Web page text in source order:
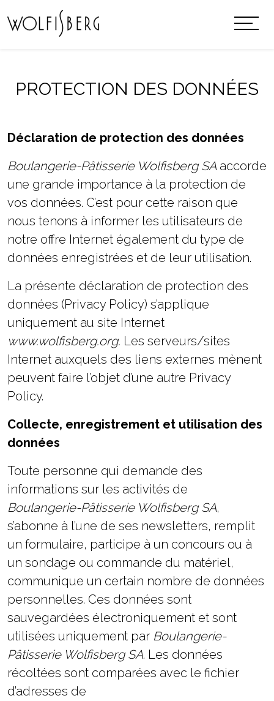
PROTECTION DES DONNÉES
Déclaration de protection des données
Boulangerie-Pâtisserie Wolfisberg SAaccorde
une grande importance à la protection de
vos données. C’est pour cette raison que
nous tenons à informer les utilisateurs de
notre offre Internet également du type de
données enregistrées et de leur utilisation.
La présente déclaration de protection des
données (Privacy Policy) s’applique
uniquement au site Internet
www.wolfisberg.org. Les serveurs/sites
Internet auxquels des liens externes mènent
peuvent faire l’objet d’une autre Privacy
Policy.
Collecte, enregistrement et utilisation des
données
Toute personne qui demande des
informations sur les activités de
Boulangerie-Pâtisserie Wolfisberg SA,
s’abonne à l’une de ses newsletters, remplit
un formulaire, participe à un concours ou à
un sondage ou commande du matériel,
communique un certain nombre de données
personnelles. Ces données sont
sauvegardées électroniquement et sont
utilisées uniquement par Boulangerie-
Pâtisserie Wolfisberg SA. Les données
récoltées sont comparées avec le fichier
d’adresses de
Ces cookies ne
sont pas
facultatifs. Ils
sont
nécessaires au
fonctionnement
du site Web.
Statistiques
nous
puissions
améliorer la
fonctionnalité
et la
site Web, en
fonction de la
façon dont le